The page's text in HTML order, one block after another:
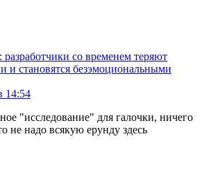
со временем теряют
и становятся безэмоциональными
14:54
"исследование" для галочки, ничего
не надо всякую ерунду здесь